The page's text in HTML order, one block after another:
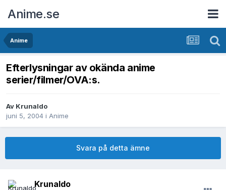
Anime.se
Anime
Efterlysningar av okända anime
serier/filmer/OVA:s.
Av Krunaldo
juni 5, 2004 i Anime
Svara på detta ämne
Krunaldo